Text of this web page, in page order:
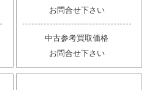
お問合せ下さい
中古参考買取価格
お問合せ下さい